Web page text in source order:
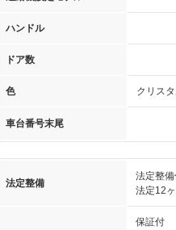
ハンドル
ドア数
色 クリス
車台番号末尾
法定整備
法定整
法定12
保証付